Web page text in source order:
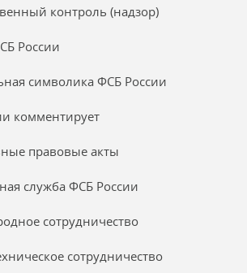
контроль (надзор)
России
символика ФСБ России
комментирует
правовые акты
служба ФСБ России
сотрудничество
сотрудничество